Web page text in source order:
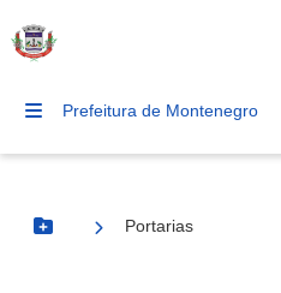
Prefeitura de Montenegro
Botão Menu
Portarias